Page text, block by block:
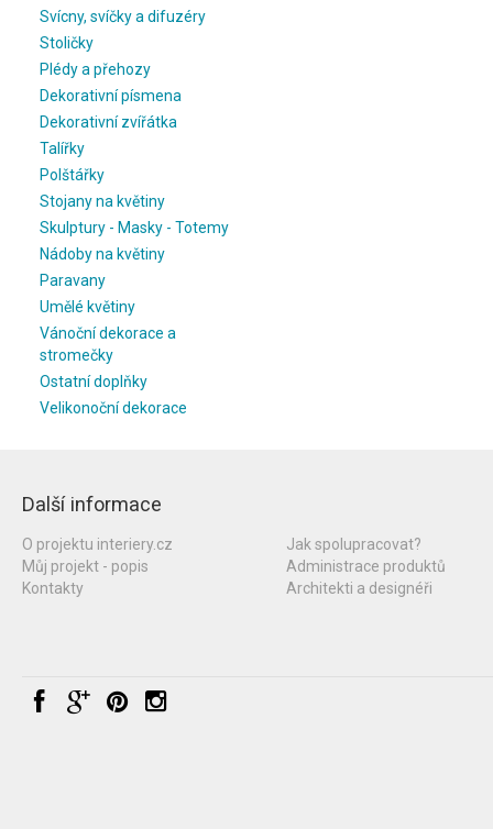
Svícny, svíčky a difuzéry
Stoličky
Plédy a přehozy
Dekorativní písmena
Dekorativní zvířátka
Talířky
Polštářky
Stojany na květiny
Skulptury - Masky - Totemy
Nádoby na květiny
Paravany
Umělé květiny
Vánoční dekorace a
stromečky
Ostatní doplňky
Velikonoční dekorace
Další informace
O projektu interiery.cz
Můj projekt - popis
Kontakty
Jak spolupracovat?
Administrace produktů
Architekti a designéři